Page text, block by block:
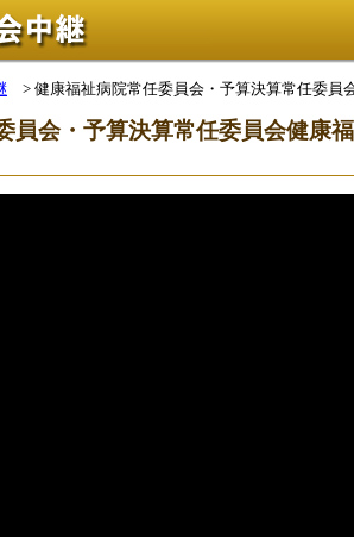
> 健康福祉病院常任委員会・予算決算常任委員
員会・予算決算常任委員会健康